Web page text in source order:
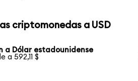
criptomonedas a USD
a Dólar estadounidense
a 592,11 $